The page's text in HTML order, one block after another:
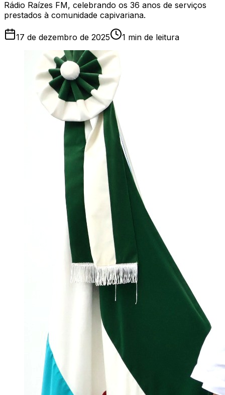
Rádio Raízes FM, celebrando os 36 anos de serviços
prestados à comunidade capivariana.
17 de dezembro de 2025 1 min de leitura